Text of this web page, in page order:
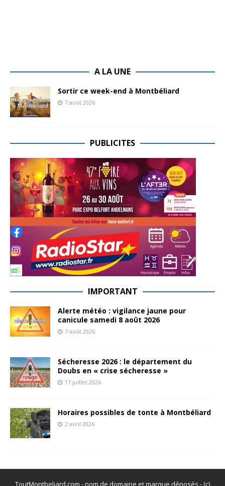
A LA UNE
Sortir ce week-end à Montbéliard
7 août 2026
PUBLICITES
IMPORTANT
Alerte météo : vigilance jaune pour
canicule samedi 8 août 2026
7 août 2026
Sécheresse 2026 : le département du
Doubs en « crise sécheresse »
17 juillet 2026
Horaires possibles de tonte à Montbéliard
2 avril 2026
ToutMontbeliard.com - nom de domaine et marque déposés - (c)